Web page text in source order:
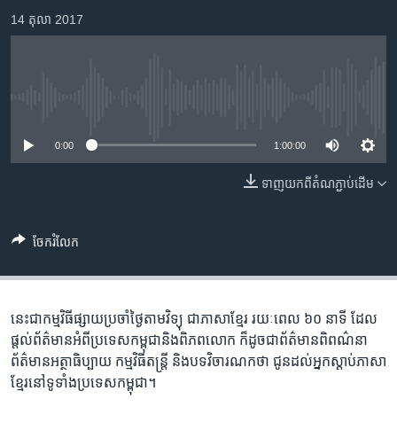
តែ​
ម្តង
រចនា
ចូល​
ស្វែង​
កម្ពុជាច្នៃប្រតិដ្ឋ
កម្មវិធីទាំងអស់
បណ្តាញ​សង្គម
ភាសា
14 តុលា 2017
0:00 1:00:00
ទាញ​យក​ពី​តំណភ្ជាប់​ដើម
ចែករំលែក
នេះ​ជា​កម្ម​វិធី​ផ្សាយ​ប្រចាំ​ថ្ងៃ​តាម​វិទ្យុ ​ជាភាសា​ខ្មែរ​ រយៈ​ពេល​ ៦០​ នាទី ដែល​
ផ្តល់​ព័ត៌មាន​អំពី​ប្រទេស​កម្ពុជា​និង​ពិភព​លោក ​ក៏ដូច​ជា​ព័ត៌មាន​ពិពណ៌នា
ព័ត៌មាន​អត្ថាធិប្បាយ​ កម្ម​វិធី​តន្ត្រី ​និង​បទ​វិចារណកថា​ ជូន​ដល់​អ្នក​ស្តាប់​ភាសា​
ខ្មែរ​នៅ​ទូទាំង​ប្រទេស​កម្ពុជា។